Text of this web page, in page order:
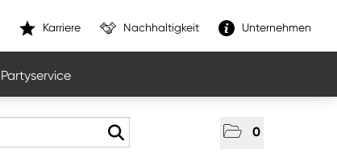
Karriere Nachhaltigkeit Unternehmen
Partyservice
0